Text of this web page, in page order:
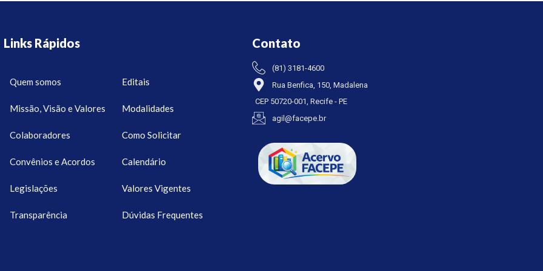
Links Rápidos
Quem somos
Missão, Visão e Valores
Colaboradores
Convênios e Acordos
Legislações
Transparência
Editais
Modalidades
Como Solicitar
Calendário
Valores Vigentes
Dúvidas Frequentes
Contato
(81) 3181-4600
Rua Benfica, 150, Madalena
CEP 50720-001, Recife - PE
agil@facepe.br